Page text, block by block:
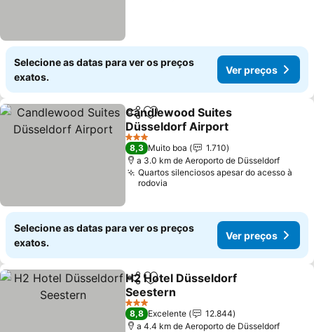
Selecione as datas para ver os preços
exatos.
Ver preços
PartilharAdicionar aos favoritos
Candlewood Suites
Düsseldorf Airport
Ver preços
3 Estrelas
8,3 Muito boa
1.710
a 3.0 km de Aeroporto de Düsseldorf
Quartos silenciosos apesar do acesso à
rodovia
Selecione as datas para ver os preços
exatos.
Ver preços
PartilharAdicionar aos favoritos
H2 Hotel Düsseldorf
Seestern
Ver preços
3 Estrelas
8,8 Excelente
12.844
a 4.4 km de Aeroporto de Düsseldorf